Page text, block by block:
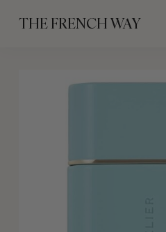
THE FRENCH WAY